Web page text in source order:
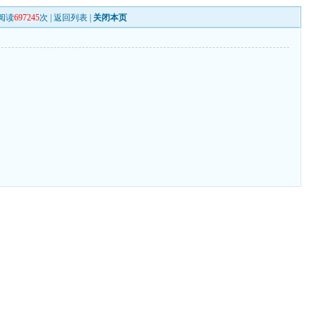
读697245次 |返回列表 关闭本页